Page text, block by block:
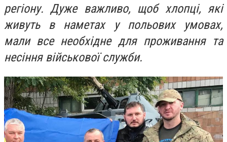
регіону. Дуже важливо, щоб хлопці, які
живуть в наметах у польових умовах,
мали все необхідне для проживання та
несіння військової служби.